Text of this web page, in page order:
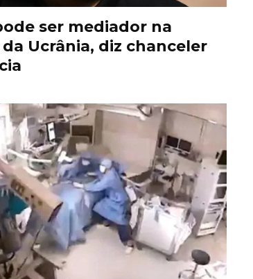
ser mediador na
da Ucrânia, diz chanceler